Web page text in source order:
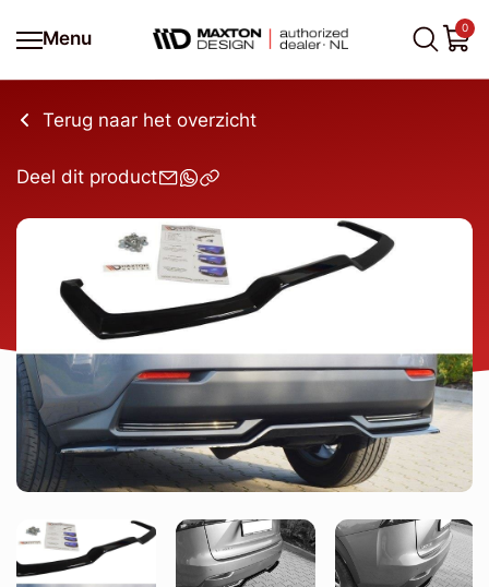
Menu
0
Terug naar het overzicht
Deel dit product